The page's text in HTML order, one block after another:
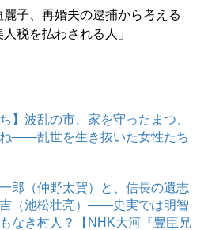
麗子、再婚夫の逮捕から考える
人税を払わされる人」
】波乱の市、家を守ったまつ、
――乱世を生き抜いた女性たち
郎（仲野太賀）と、信長の遺志
（池松壮亮）――史実では明智
なき村人？【NHK大河『豊臣兄